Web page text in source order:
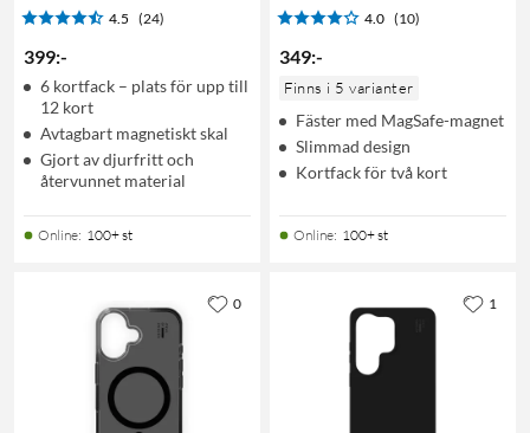
4.5 (24)
399:-
6 kortfack – plats för upp till
12 kort
Avtagbart magnetiskt skal
Gjort av djurfritt och
återvunnet material
Online: 100+ st
4.0 (10)
349:-
Finns i 5 varianter
Fäster med MagSafe-magnet
Slimmad design
Kortfack för två kort
Online: 100+ st
0 1